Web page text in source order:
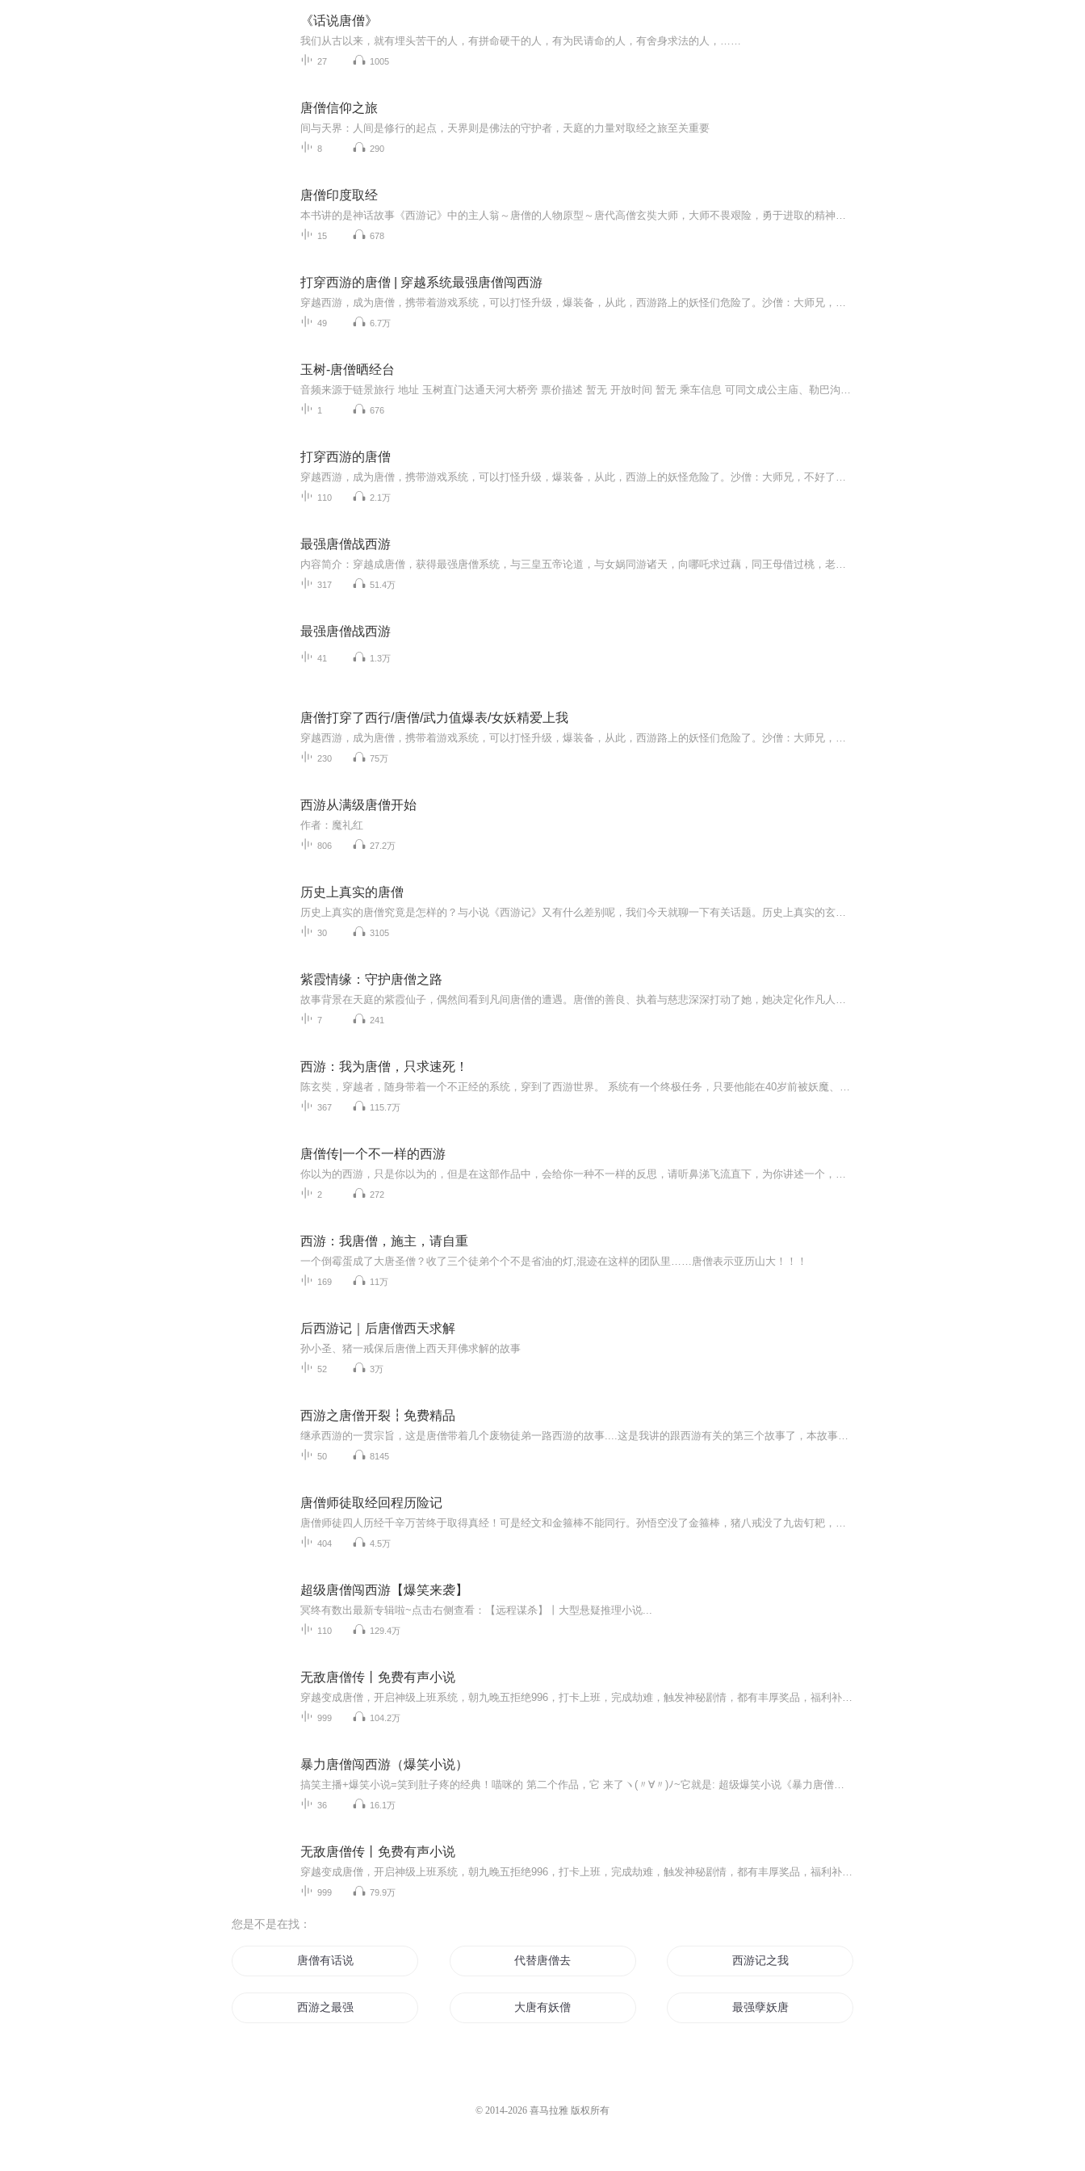
《话说唐僧》
我们从古以来，就有埋头苦干的人，有拼命硬干的人，有为民请命的人，有舍身求法的人，……
27 1005
唐僧信仰之旅
间与天界：人间是修行的起点，天界则是佛法的守护者，天庭的力量对取经之旅至关重要
8 290
唐僧印度取经
本书讲的是神话故事《西游记》中的主人翁～唐僧的人物原型～唐代高僧玄奘大师，大师不畏艰险，勇于进取的精神，仔细认真、一丝不苟的处事态度，大师翻译了75部经书，浩瀚的卷佚极大地丰富了祖国光辉灿烂的文化宝库，也为印度保存了珍贵的佛教文献，为中、...
15 678
打穿西游的唐僧 | 穿越系统最强唐僧闯西游
穿越西游，成为唐僧，携带着游戏系统，可以打怪升级，爆装备，从此，西游路上的妖怪们危险了。沙僧：大师兄，不好啦，妖怪又被师父抓走啦。唐僧：你们几个今天给我听好了，不是你们保护为师去西天取经，而是师父带着你们几个拖后腿的知道吗？没有你们，为...
49 6.7万
玉树-唐僧晒经台
音频来源于链景旅行 地址 玉树直门达通天河大桥旁 票价描述 暂无 开放时间 暂无 乘车信息 可同文成公主庙、勒巴沟岩画和通天
1 676
打穿西游的唐僧
穿越西游，成为唐僧，携带游戏系统，可以打怪升级，爆装备，从此，西游上的妖怪危险了。沙僧：大师兄，不好了，妖怪又被师父抓跑了。唐僧：你们今天听好了，不是你们保护为师去西天取经，而是师父带着你们拖后腿的几个家伙一直打到西天。。。。。
110 2.1万
最强唐僧战西游
内容简介：穿越成唐僧，获得最强唐僧系统，与三皇五帝论道，与女娲同游诸天，向哪吒求过藕，同王母借过桃，老君见了他就躲，漫天神佛看到他就逃，“如来你别跑，再跑将你压在五指山，”“玉帝，多说一句将你捉去炼丹，”会喊麦，会作诗，坑逼拐骗，全能无...
317 51.4万
最强唐僧战西游
41 1.3万
唐僧打穿了西行/唐僧/武力值爆表/女妖精爱上我
穿越西游，成为唐僧，携带着游戏系统，可以打怪升级，爆装备，从此，西游路上的妖怪们危险了。沙僧：大师兄，不好啦，妖怪又被师父抓走啦。唐僧：你们几个今天给我听好了，不是你们保护为师去西天取经，而是师父带着你们几个拖后腿的知道吗？没有你们，为...
230 75万
西游从满级唐僧开始
作者：魔礼红
806 27.2万
历史上真实的唐僧
历史上真实的唐僧究竟是怎样的？与小说《西游记》又有什么差别呢，我们今天就聊一下有关话题。历史上真实的玄奘，俗家姓陈，名祎、是洛阳缑氏人，也就是今天今河南省偃师缑氏镇的人。是唐朝著名的法师、也是旅行家、和翻译家。玄奘一生专门研究佛教的经论...
30 3105
紫霞情缘：守护唐僧之路
故事背景在天庭的紫霞仙子，偶然间看到凡间唐僧的遭遇。唐僧的善良、执着与慈悲深深打动了她，她决定化作凡人，悄悄守护在他身边
7 241
西游：我为唐僧，只求速死！
陈玄奘，穿越者，随身带着一个不正经的系统，穿到了西游世界。 系统有一个终极任务，只要他能在40岁前被妖魔、或仙佛杀死九次，便可成就达到圣人，鸿蒙不灭，本我不灭！ 而且，每死一次，境界就能提升一波…… 于是乎，西游劫难里各种骚操作出现了…… 地...
367 115.7万
唐僧传|一个不一样的西游
你以为的西游，只是你以为的，但是在这部作品中，会给你一种不一样的反思，请听鼻涕飞流直下，为你讲述一个，不一样的西游记。本专辑，纯属主播个人练习使用，如有侵权，请第一时间告知，感谢！
2 272
西游：我唐僧，施主，请自重
一个倒霉蛋成了大唐圣僧？收了三个徒弟个个不是省油的灯,混迹在这样的团队里……唐僧表示亚历山大！！！
169 11万
后西游记｜后唐僧西天求解
孙小圣、猪一戒保后唐僧上西天拜佛求解的故事
52 3万
西游之唐僧开裂┇免费精品
继承西游的一贯宗旨，这是唐僧带着几个废物徒弟一路西游的故事....这是我讲的跟西游有关的第三个故事了，本故事属于搞笑逗比系列，喜欢的捧个人场，订阅评论月票尽情抛洒...COME ON.......
50 8145
唐僧师徒取经回程历险记
唐僧师徒四人历经千辛万苦终于取得真经！可是经文和金箍棒不能同行。孙悟空没了金箍棒，猪八戒没了九齿钉耙，沙僧没了禅杖，如何降妖？究竟如何把经文带到大唐皇帝那里呢？灵虚子，到彼僧吗？听，来了来了
404 4.5万
超级唐僧闯西游【爆笑来袭】
冥终有数出最新专辑啦~点击右侧查看：【远程谋杀】丨大型悬疑推理小说...
110 129.4万
无敌唐僧传丨免费有声小说
穿越变成唐僧，开启神级上班系统，朝九晚五拒绝996，打卡上班，完成劫难，触发神秘剧情，都有丰厚奖品，福利补贴样样有，工资日结，从不拖欠。上班时间，他是个取经的工具人，任由各种妖精掳走；下班时间，他重拳出击，大杀四方，让漫天仙佛闻之色变！··...
999 104.2万
暴力唐僧闯西游（爆笑小说）
搞笑主播+爆笑小说=笑到肚子疼的经典！喵咪的 第二个作品，它 来了ヽ(〃∀〃)ﾉ~它就是: 超级爆笑小说《暴力唐僧闯西游》这是一部颠覆三观的西游！有傲娇高冷的自主探索系统！有暴力满分的帅气屌丝唐僧！有一群妩媚、妖娆、呆萌、可爱、漂亮、机智、有个性、馋你身子、想长生不老的妖怪小姐姐们！还有各种出乎意外的神翻转剧情！满足你对有声小说的一切期待！关键是！它还特别 特别 特别 搞笑！哈哈哈...最重要的是：本！书！支！持！催！更！可以听到你们爽！还在等什么？评论区...
36 16.1万
无敌唐僧传丨免费有声小说
穿越变成唐僧，开启神级上班系统，朝九晚五拒绝996，打卡上班，完成劫难，触发神秘剧情，都有丰厚奖品，福利补贴样样有，工资日结，从不拖欠。上班时间，他是个取经的工具人，任由各种妖精掳走；下班时间，他重拳出击，大杀四方，让漫天仙佛闻之色变！··...
999 79.9万
您是不是在找：
唐僧有话说 代替唐僧去西天 西游记之我是唐僧他爹
西游之最强唐僧 大唐有妖僧 最强孽妖唐僧
© 2014-2026 喜马拉雅 版权所有